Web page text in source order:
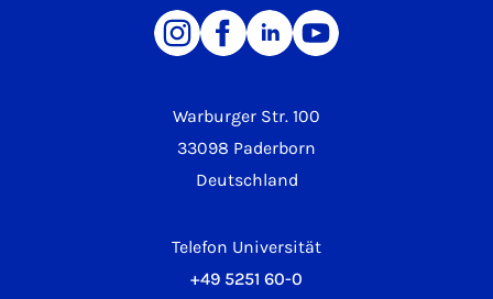
Warburger Str. 100
33098 Paderborn
Deutschland
Telefon Universität
+49 5251 60-0